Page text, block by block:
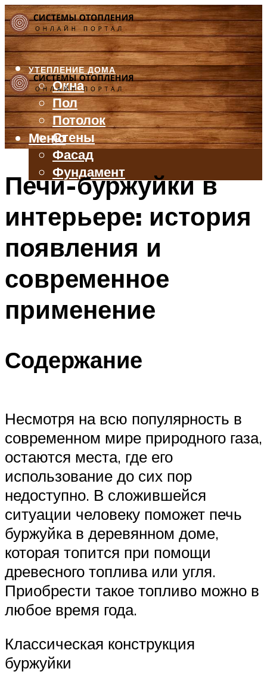
УТЕПЛЕНИЕ ДОМА
Окна
Пол
Потолок
Стены
Фасад
Фундамент
БАЛКОН И ЛОДЖИЯ
ВЕНТИЛЯЦИЯ
ТРУБЫ
Меню
Меню
Печи-буржуйки в
интерьере: история
появления и
современное
применение
Содержание
Несмотря на всю популярность в
современном мире природного газа,
остаются места, где его
использование до сих пор
недоступно. В сложившейся
ситуации человеку поможет печь
буржуйка в деревянном доме,
которая топится при помощи
древесного топлива или угля.
Приобрести такое топливо можно в
любое время года.
Классическая конструкция
буржуйки